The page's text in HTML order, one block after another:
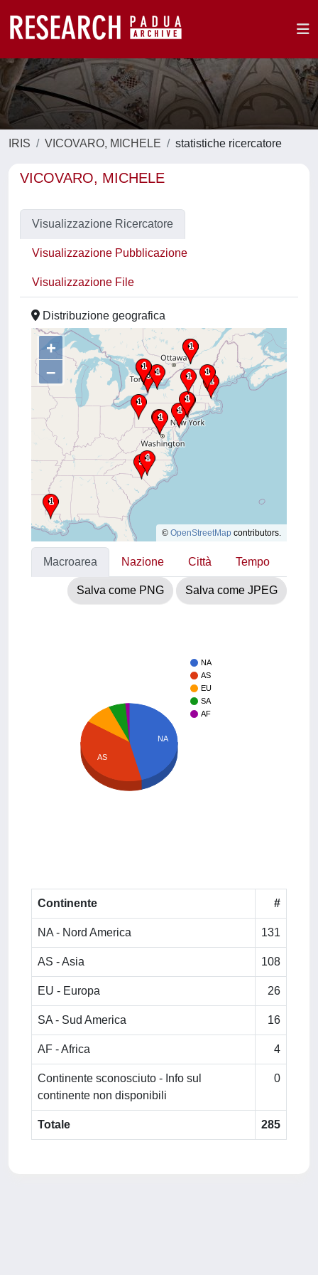
IRIS VICOVARO, MICHELE statistiche ricercatore
VICOVARO, MICHELE
Visualizzazione Ricercatore
Visualizzazione Pubblicazione
Visualizzazione File
Distribuzione geografica
+
–
© OpenStreetMap contributors.
Macroarea Nazione Città Tempo
Salva come PNG Salva come JPEG
NA
AS
EU
SA
AF
NA
AS
Continente #
NA - Nord America 131
AS - Asia 108
EU - Europa 26
SA - Sud America 16
AF - Africa 4
Continente sconosciuto - Info sul
continente non disponibili
0
Totale 285